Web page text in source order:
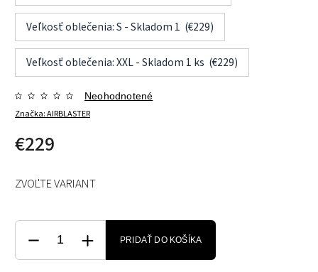
Veľkosť oblečenia: S - Skladom 1 (€229)
Veľkosť oblečenia: XXL - Skladom 1 ks (€229)
Značka:AIRBLASTER
Neohodnotené
€229
ZVOĽTE VARIANT
PRIDAŤ DO KOŠÍKA